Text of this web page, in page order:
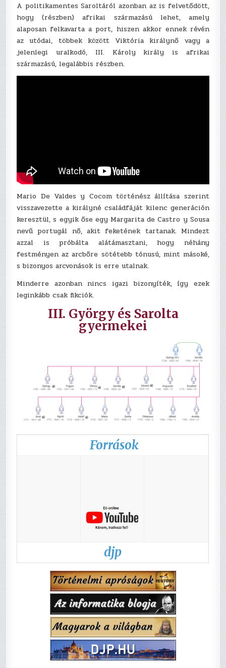
A politikamentes Saroltáról azonban az is felvetődött,
hogy (részben) afrikai származású lehet, amely
alaposan felkavarta a port, hiszen akkor ennek révén
az utódai, többek között Viktória királynő vagy a
jelenlegi uralkodó, III. Károly király is afrikai
származású, legalábbis részben.
Mario De Valdes y Cocom történész állítása szerint
visszavezette a királyné családfáját kilenc generáción
keresztül, s egyik őse egy Margarita de Castro y Sousa
nevű portugál nő, akit feketének tartanak. Mindezt
azzal is próbálta alátámasztani, hogy néhány
festményen az arcbőre sötétebb tónusú, mint másoké,
s bizonyos arcvonások is erre utalnak.
Minderre azonban nincs igazi bizonyíték, így ezek
leginkább csak fikciók.
III. György és Sarolta
gyermekei
Források
djp